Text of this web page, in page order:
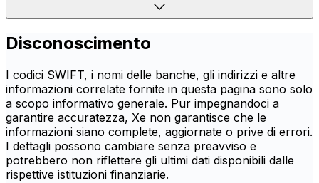
Disconoscimento
I codici SWIFT, i nomi delle banche, gli indirizzi e altre
informazioni correlate fornite in questa pagina sono solo
a scopo informativo generale. Pur impegnandoci a
garantire accuratezza, Xe non garantisce che le
informazioni siano complete, aggiornate o prive di errori.
I dettagli possono cambiare senza preavviso e
potrebbero non riflettere gli ultimi dati disponibili dalle
rispettive istituzioni finanziarie.